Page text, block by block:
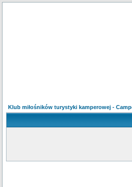
Klub miłośników turystyki kamperowej -